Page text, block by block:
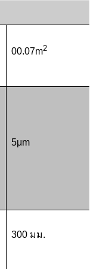
00.07m2
5μm
300 มม.